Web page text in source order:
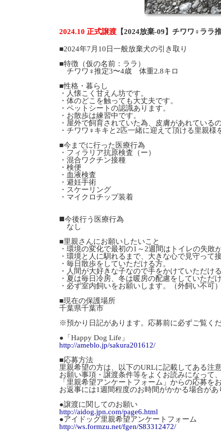
2024.10 正式譲渡 【2024放棄-09】チワワ♀ララ
■2024年7月10日一般放棄犬の引き取り
■特徴（仮の名前：ララ）
チワワ♀推定3〜4歳 体重2.8キロ
■性格・暮らし
・人懐こく甘えん坊です。
・体のどこを触っても大丈夫です。
・ペットシートの認識あります。
・お散歩は練習中です。
・屋外で飼育されていた為、皮膚があれてい
・チワワ♀キキと2匹一緒に迎えて頂ける里親
■今までに行った医療行為
・フィラリア抗原検査（ー）
・混合ワクチン接種
・検便
・血液検査
・避妊手術
・スケーリング
・マイクロチップ装着
◼️今後行う医療行為
なし
■里親さんにお願いしたいこと
・環境の変化で最初の1～2週間はトイレの失
・環境と人に馴れるまで、大きな心で見守って
・毎日散歩をしていただける方。
・人間が大好きな子なので手をかけていただけ
・夏は毎日冷房、冬は暖房の配慮をしていただ
・必ず室内飼いをお願いします。（外飼い不可
■現在の保護場所
千葉県千葉市
※預かり日記があります。応募前に必ずご覧く
●「Happy Dog Life」
http://ameblo.jp/sakura201612/
■応募方法
里親希望の方は、以下のURLに記載してある注
お願い事項・譲渡条件等をよくお読みになって
「里親希望アンケートフォーム」からの応募を
お返事には1週間程度のお時間がかかる場合が
●譲渡に関してのお願い
http://aidog.jpn.com/page6.html
●アイドッグ里親希望アンケートフォーム
http://ws.formzu.net/fgen/S83312472/